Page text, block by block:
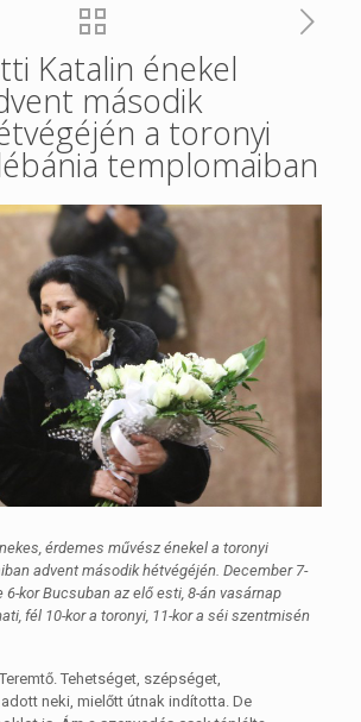
Katalin énekel
második
a toronyi
templomaiban
érdemes művész énekel a toronyi
advent második hétvégéjén. December 7-
kor Bucsuban az elő esti, 8-án vasárnap
fél 10-kor a toronyi, 11-kor a séi szentmisén
Tehetséget, szépséget,
neki, mielőtt útnak indította. De